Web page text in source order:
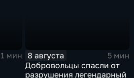
1 мин
8 августа
5 мин
Добровольцы спасли от
разрушения легендарный